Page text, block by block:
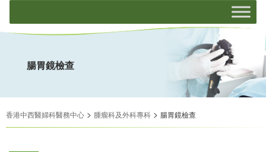
腸胃鏡檢查
香港中西醫婦科醫務中心 > 腫瘤科及外科專科 > 腸胃鏡檢查